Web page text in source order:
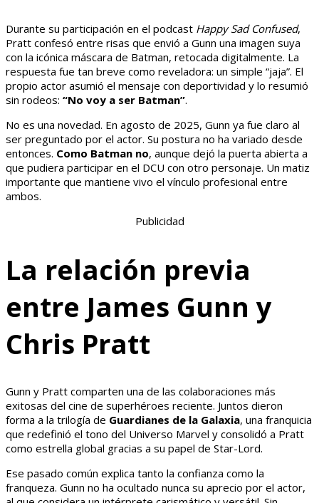
Durante su participación en el podcast Happy Sad Confused,
Pratt confesó entre risas que envió a Gunn una imagen suya
con la icónica máscara de Batman, retocada digitalmente. La
respuesta fue tan breve como reveladora: un simple “jaja”. El
propio actor asumió el mensaje con deportividad y lo resumió
sin rodeos: “No voy a ser Batman”.
No es una novedad. En agosto de 2025, Gunn ya fue claro al
ser preguntado por el actor. Su postura no ha variado desde
entonces. Como Batman no, aunque dejó la puerta abierta a
que pudiera participar en el DCU con otro personaje. Un matiz
importante que mantiene vivo el vínculo profesional entre
ambos.
Publicidad
La relación previa
entre James Gunn y
Chris Pratt
Gunn y Pratt comparten una de las colaboraciones más
exitosas del cine de superhéroes reciente. Juntos dieron
forma a la trilogía de Guardianes de la Galaxia, una franquicia
que redefinió el tono del Universo Marvel y consolidó a Pratt
como estrella global gracias a su papel de Star-Lord.
Ese pasado común explica tanto la confianza como la
franqueza. Gunn no ha ocultado nunca su aprecio por el actor,